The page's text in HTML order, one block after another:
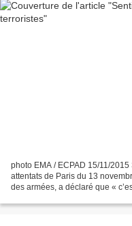
photo EMA / ECPAD 15/11/
attentats de Paris du 13
des armées, a déclaré que «